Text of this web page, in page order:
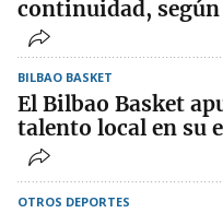
continuidad,
BILBAO BASKET
El Bilbao Basket
talento local en su
OTROS DEPORTES